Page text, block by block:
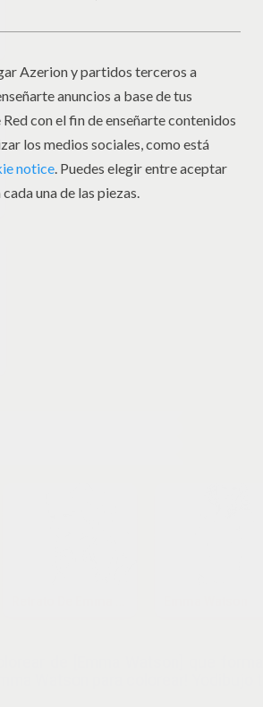
Watson para colorear! Yodibujo te